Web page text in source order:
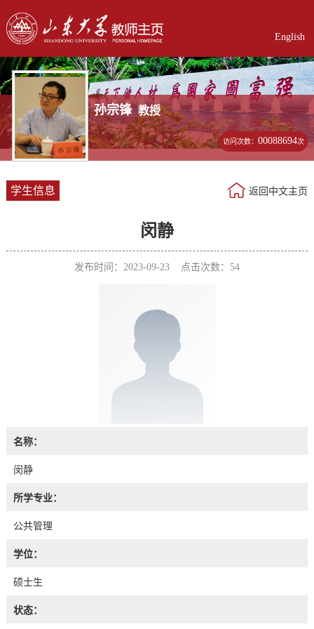
English
孙宗锋 教授
访问次数：00088694次
学生信息 返回中文主页
闵静
发布时间：2023-09-23 点击次数： 54
名称：
闵静
所学专业：
公共管理
学位：
硕士生
状态：